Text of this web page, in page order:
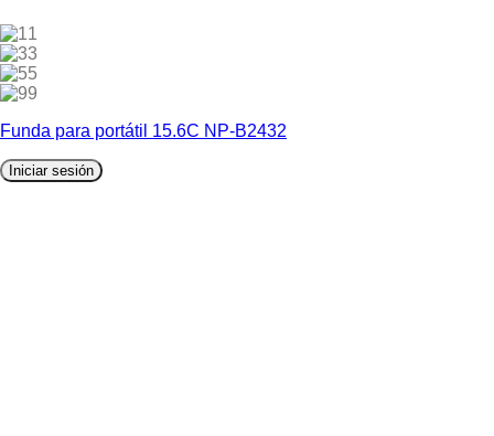
1
3
5
9
Funda para portátil 15.6C NP-B2432
Iniciar sesión